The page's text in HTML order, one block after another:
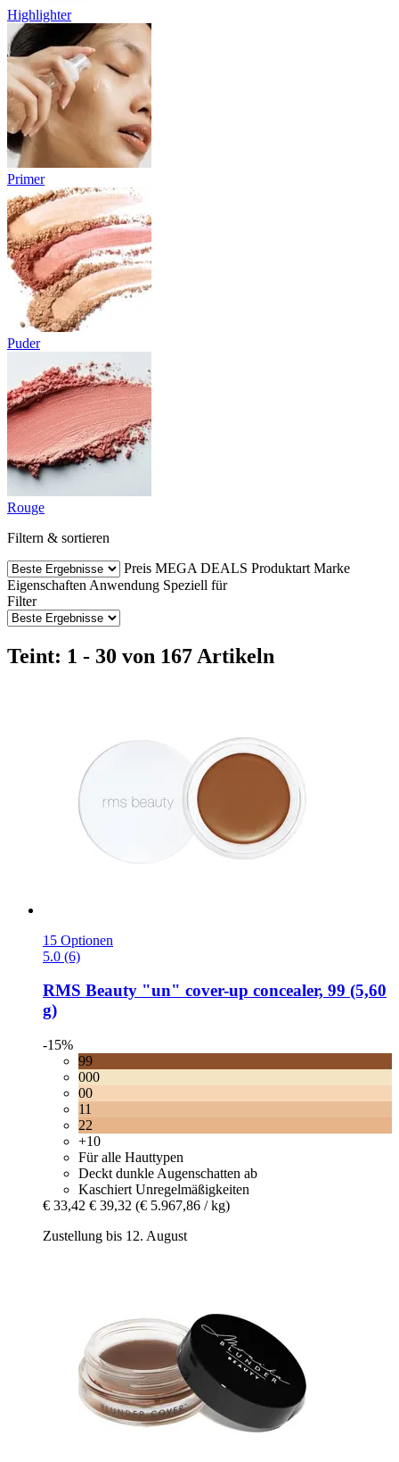
Highlighter
Primer
Puder
Rouge
Filtern & sortieren
Preis MEGA DEALS Produktart Marke
Eigenschaften Anwendung Speziell für
Filter
Teint: 1 - 30 von 167 Artikeln
15 Optionen
5.0 (6)
RMS Beauty "un" cover-​up concealer, 99 (5,60
g)
-15%
99
000
00
11
22
+10
Für alle Hauttypen
Deckt dunkle Augenschatten ab
Kaschiert Unregelmäßigkeiten
€ 33,42 € 39,32 (€ 5.967,86 / kg)
Zustellung bis 12. August